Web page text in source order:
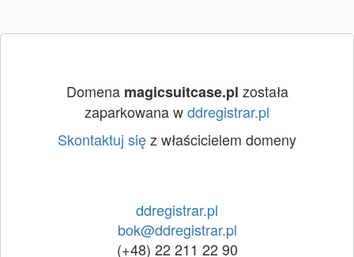
Domena magicsuitcase.pl została
zaparkowana wddregistrar.pl
Skontaktuj sięz właścicielem domeny
ddregistrar.pl
bok@ddregistrar.pl
(+48) 22 211 22 90